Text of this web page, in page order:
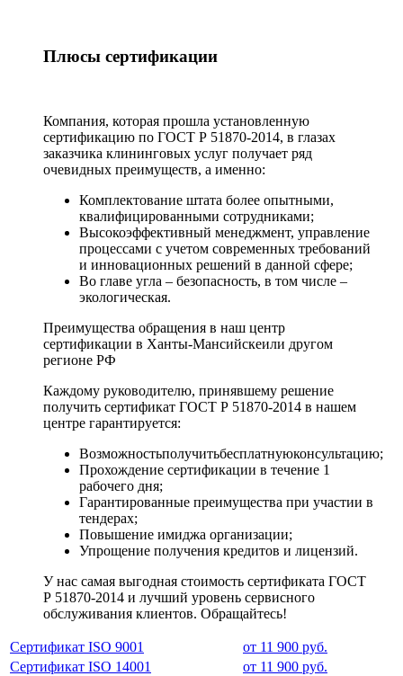
Плюсы сертификации
Компания, которая прошла установленную
сертификацию по ГОСТ Р 51870-2014, в глазах
заказчика клининговых услуг получает ряд
очевидных преимуществ, а именно:
Комплектование штата более опытными,
квалифицированными сотрудниками;
Высокоэффективный менеджмент, управление
процессами с учетом современных требований
и инновационных решений в данной сфере;
Во главе угла – безопасность, в том числе –
экологическая.
Преимущества обращения в наш центр
сертификации в Ханты-Мансийскеили другом
регионе РФ
Каждому руководителю, принявшему решение
получить сертификат ГОСТ Р 51870-2014 в нашем
центре гарантируется:
Возможностьполучитьбесплатнуюконсультацию;
Прохождение сертификации в течение 1
рабочего дня;
Гарантированные преимущества при участии в
тендерах;
Повышение имиджа организации;
Упрощение получения кредитов и лицензий.
У нас самая выгодная стоимость сертификата ГОСТ
Р 51870-2014 и лучший уровень сервисного
обслуживания клиентов. Обращайтесь!
Сертификат ISO 9001
от 11 900 руб.
Сертификат ISO 14001
от 11 900 руб.